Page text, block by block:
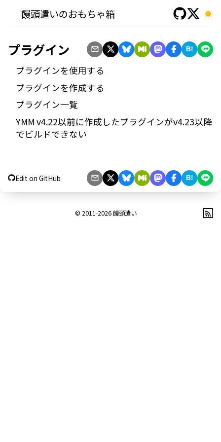
饅頭遣いのおもちゃ箱
プラグイン B!
プラグインを使用する
プラグインを作成する
プラグイン一覧
YMM v4.22以前に作成したプラグインがv4.23以降
でビルドできない
Edit on GitHub B!
© 2011-2026饅頭遣い